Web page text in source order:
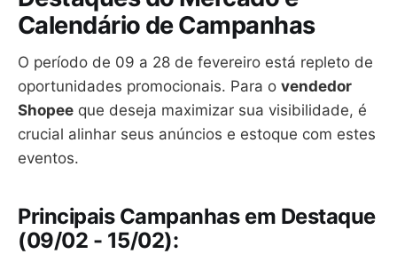
Calendário de Campanhas
O período de 09 a 28 de fevereiro está repleto de
oportunidades promocionais. Para o vendedor
Shopee que deseja maximizar sua visibilidade, é
crucial alinhar seus anúncios e estoque com estes
eventos.
Principais Campanhas em Destaque
(09/02 - 15/02):